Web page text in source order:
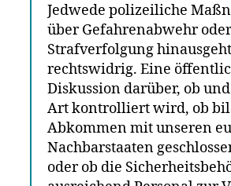
Jedwede polizeiliche
über Gefahrenabwehr oder
Strafverfolgung
rechtswidrig. Eine
Diskussion darüber, ob
Art kontrolliert wird, ob
Abkommen mit unseren
Nachbarstaaten
oder ob die